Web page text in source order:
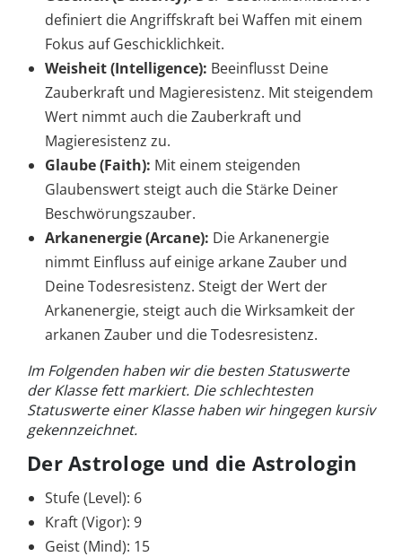
definiert die Angriffskraft bei Waffen mit einem
Fokus auf Geschicklichkeit.
Weisheit (Intelligence): Beeinflusst Deine
Zauberkraft und Magieresistenz. Mit steigendem
Wert nimmt auch die Zauberkraft und
Magieresistenz zu.
Glaube (Faith): Mit einem steigenden
Glaubenswert steigt auch die Stärke Deiner
Beschwörungszauber.
Arkanenergie (Arcane): Die Arkanenergie
nimmt Einfluss auf einige arkane Zauber und
Deine Todesresistenz. Steigt der Wert der
Arkanenergie, steigt auch die Wirksamkeit der
arkanen Zauber und die Todesresistenz.
Im Folgenden haben wir die besten Statuswerte
der Klasse fett markiert. Die schlechtesten
Statuswerte einer Klasse haben wir hingegen kursiv
gekennzeichnet.
Der Astrologe und die Astrologin
Stufe (Level): 6
Kraft (Vigor): 9
Geist (Mind): 15